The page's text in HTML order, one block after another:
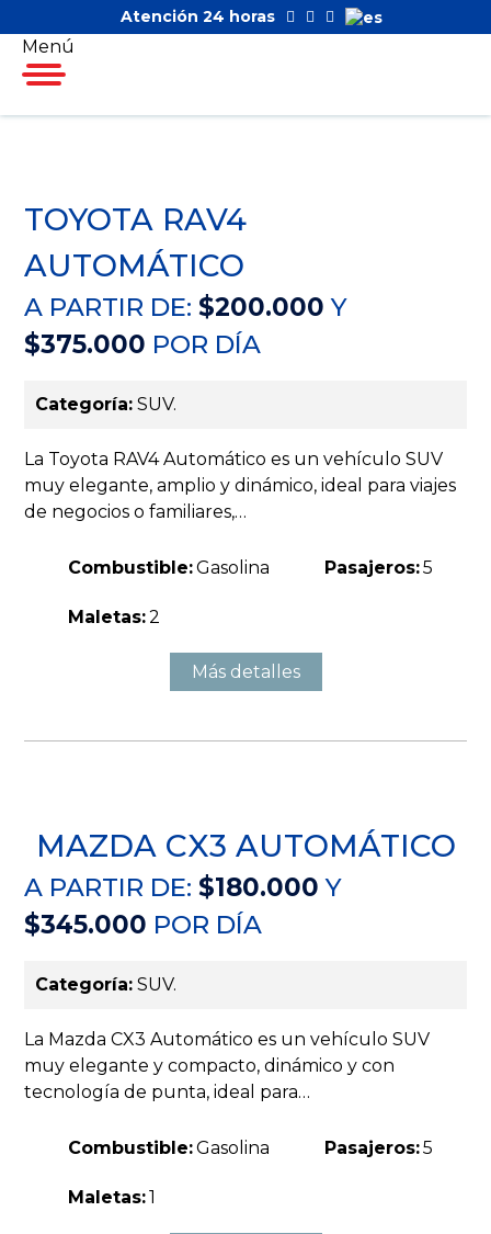
Atención 24 horas
Menú
TOYOTA RAV4
AUTOMÁTICO
A PARTIR DE:$200.000 Y
$375.000 POR DÍA
Categoría: SUV.
La Toyota RAV4 Automático es un vehículo SUV
muy elegante, amplio y dinámico, ideal para viajes
de negocios o familiares,…
Combustible:Gasolina Pasajeros:5
Maletas:2
Más detalles
MAZDA CX3 AUTOMÁTICO
A PARTIR DE:$180.000 Y
$345.000 POR DÍA
Categoría: SUV.
La Mazda CX3 Automático es un vehículo SUV
muy elegante y compacto, dinámico y con
tecnología de punta, ideal para…
Combustible:Gasolina Pasajeros:5
Maletas:1